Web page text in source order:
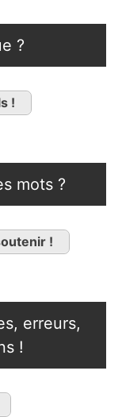
?
!
mots ?
!
erreurs,
!